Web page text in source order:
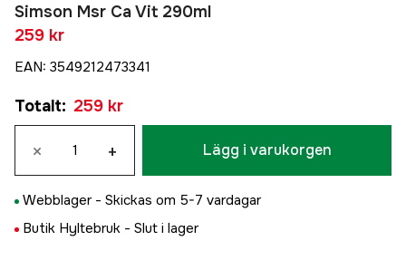
Simson Msr Ca Vit 290ml
259 kr
EAN: 3549212473341
Totalt: 259 kr
× + Lägg i varukorgen
Webblager - Skickas om 5-7 vardagar
Butik Hyltebruk - Slut i lager